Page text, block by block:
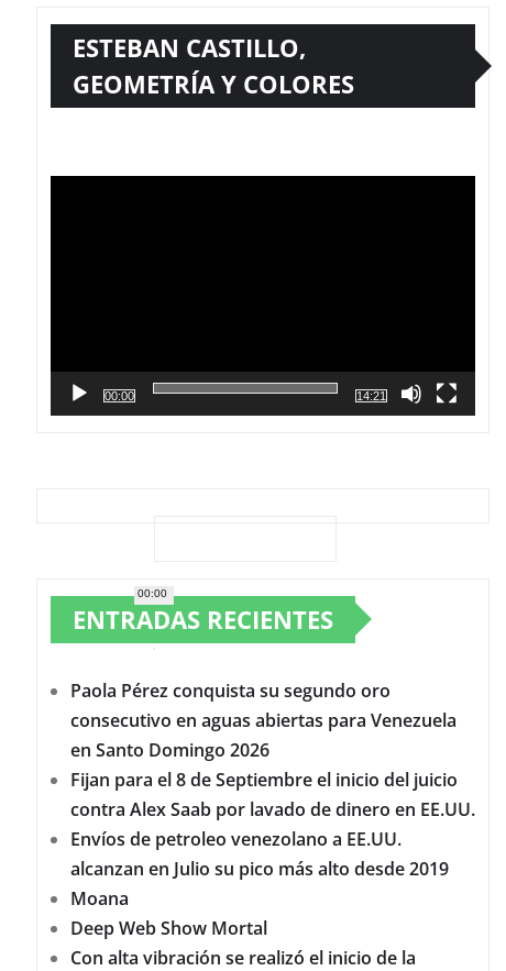
ESTEBAN CASTILLO,
GEOMETRÍA Y COLORES
00:00
00:00
14:21
ENTRADAS RECIENTES
Paola Pérez conquista su segundo oro
consecutivo en aguas abiertas para Venezuela
en Santo Domingo 2026
Fijan para el 8 de Septiembre el inicio del juicio
contra Alex Saab por lavado de dinero en EE.UU.
Envíos de petroleo venezolano a EE.UU.
alcanzan en Julio su pico más alto desde 2019
Moana
Deep Web Show Mortal
Con alta vibración se realizó el inicio de la